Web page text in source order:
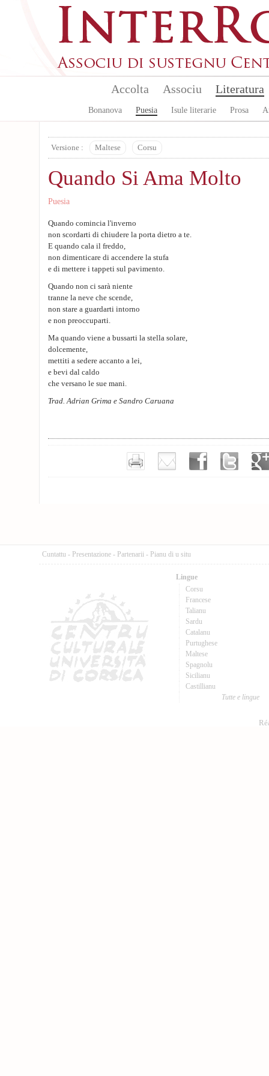
Accolta Associu Literatura
Bonanova Puesia Isule literarie Prosa
Versione : Maltese Corsu
Quando Si Ama Molto
Puesia
Quando comincia l'inverno
non scordarti di chiudere la porta dietro a te.
E quando cala il freddo,
non dimenticare di accendere la stufa
e di mettere i tappeti sul pavimento.
Quando non ci sarà niente
tranne la neve che scende,
non stare a guardarti intorno
e non preoccuparti.
Ma quando viene a bussarti la stella solare,
dolcemente,
mettiti a sedere accanto a lei,
e bevi dal caldo
che versano le sue mani.
Trad. Adrian Grima e Sandro Caruana
Cuntattu - Presentazione - Partenarii - Pianu di u situ
Lingue
Corsu
Francese
Talianu
Sardu
Catalanu
Purtughese
Maltese
Spagnolu
Sicilianu
Castillianu
Tutte e lingue